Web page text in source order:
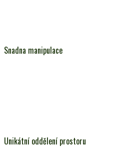
Snadna manipulace
Unikátní oddělení prostoru